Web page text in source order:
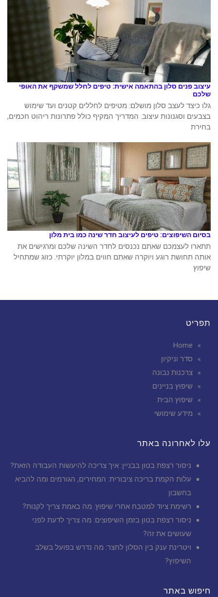
עיצוב פנים סלון בהתאמה אישית: טיפים לחלל שמשקף את האופי
שלכם
גלו כיצד לעצב סלון מושלם: מטיפים לחללים קטנים ועד שימוש
בצבעים וסגנונות עיצוב. המדריך המקיף כולל פתרונות ריהוט חכמים,
בחירת
בסיום השיפוצים: טיפים לעיצוב חדר שינה כמו בית מלון
תתארו לעצמכם שאתם נכנסים לחדר השינה שלכם ומרגישים את
אותה תחושת רוגע ויוקרה שאתם חווים במלון יוקרתי. כזוג שמתחיל
שיפוץ
תפריט
Home
סדר וניקיון
צרכנות נבונה
שיפוץ בניינים
שיפוץ הבית
מידע שימושי
עלו לאחרונה באתר
ניסור רצפת בטון בבניין: איך צריכה להיעשות העבודה הזאת?
עלות הקמת בריכה ציבורית: המחירים, הגורמים ומה להביא
בחשבון
רשימת ציוד למטבח אחרי שיפוץ: מה באמת צריך לקנות?
ניסור רצפת בטון בזמן השיפוצים: מה צריך לדעת לפני
שעושים את זה?
ויטרינת ענק בין הסלון לחצר: מה נדרש בפועל בשלב
השיפוץ?
חיפוש באתר